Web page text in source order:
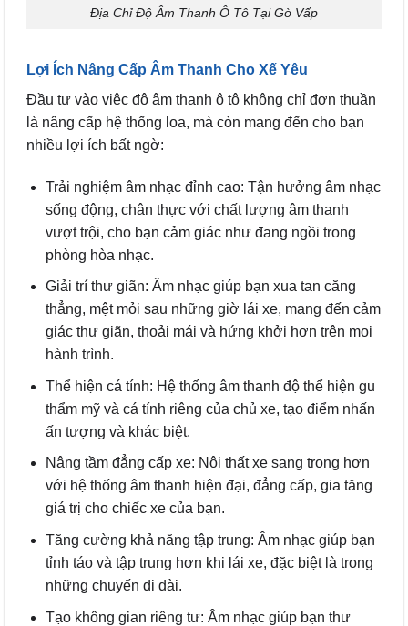
Địa Chỉ Độ Âm Thanh Ô Tô Tại Gò Vấp
Lợi Ích Nâng Cấp Âm Thanh Cho Xế Yêu
Đầu tư vào việc độ âm thanh ô tô không chỉ đơn thuần
là nâng cấp hệ thống loa, mà còn mang đến cho bạn
nhiều lợi ích bất ngờ:
Trải nghiệm âm nhạc đỉnh cao: Tận hưởng âm nhạc
sống động, chân thực với chất lượng âm thanh
vượt trội, cho bạn cảm giác như đang ngồi trong
phòng hòa nhạc.
Giải trí thư giãn: Âm nhạc giúp bạn xua tan căng
thẳng, mệt mỏi sau những giờ lái xe, mang đến cảm
giác thư giãn, thoải mái và hứng khởi hơn trên mọi
hành trình.
Thể hiện cá tính: Hệ thống âm thanh độ thể hiện gu
thẩm mỹ và cá tính riêng của chủ xe, tạo điểm nhấn
ấn tượng và khác biệt.
Nâng tầm đẳng cấp xe: Nội thất xe sang trọng hơn
với hệ thống âm thanh hiện đại, đẳng cấp, gia tăng
giá trị cho chiếc xe của bạn.
Tăng cường khả năng tập trung: Âm nhạc giúp bạn
tỉnh táo và tập trung hơn khi lái xe, đặc biệt là trong
những chuyến đi dài.
Tạo không gian riêng tư: Âm nhạc giúp bạn thư